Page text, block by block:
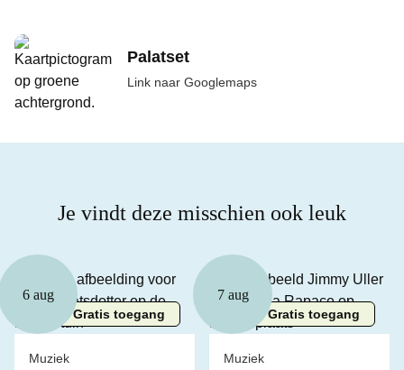
Palatset
Link naar Googlemaps
Je vindt deze misschien ook leuk
6 aug
Gratis toegang
Muziek
7 aug
Gratis toegang
Muziek